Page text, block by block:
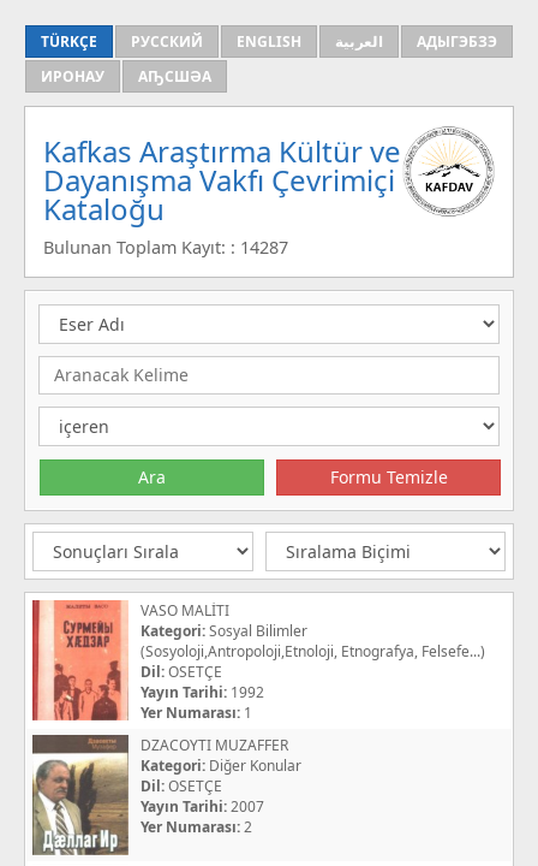
TÜRKÇE РУССКИЙ ENGLISH العربية
АДЫГЭБЗЭ
ИРОНАУ
АҦСШӘА
Kafkas Araştırma Kültür ve
Dayanışma Vakfı Çevrimiçi
Kataloğu
Bulunan Toplam Kayıt: : 14287
VASO MALİTI
Kategori:Sosyal Bilimler
(Sosyoloji,Antropoloji,Etnoloji, Etnografya, Felsefe...)
Dil:OSETÇE
Yayın Tarihi: 1992
Yer Numarası: 1
DZACOYTI MUZAFFER
Kategori: Diğer Konular
Dil:OSETÇE
Yayın Tarihi:2007
Yer Numarası:2